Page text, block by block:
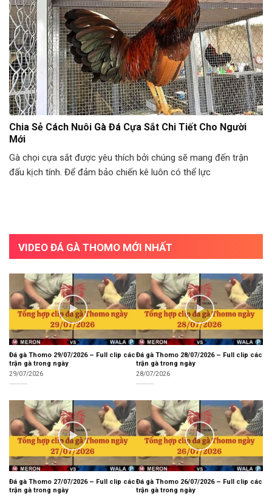
Chia Sẻ Cách Nuôi Gà Đá Cựa Sắt Chi Tiết Cho Người
Mới
Gà chọi cựa sắt được yêu thích bởi chúng sẽ mang đến trận
đấu kịch tính. Để đảm bảo chiến kê luôn có thể lực
VIDEO ĐÁ GÀ THOMO MỚI NHẤT
Đá gà Thomo 29/07/2026 – Full clip các
trận gà trong ngày
29/07/2026
Đá gà Thomo 28/07/2026 – Full clip các
trận gà trong ngày
28/07/2026
Đá gà Thomo 27/07/2026 – Full clip các
trận gà trong ngày
Đá gà Thomo 26/07/2026 – Full clip các
trận gà trong ngày